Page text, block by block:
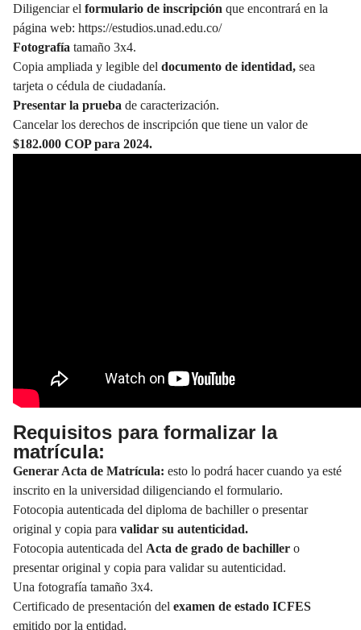
Diligenciar el formulario de inscripción que encontrará en la
página web: https://estudios.unad.edu.co/
Fotografía tamaño 3x4.
Copia ampliada y legible del documento de identidad, sea
tarjeta o cédula de ciudadanía.
Presentar la prueba de caracterización.
Cancelar los derechos de inscripción que tiene un valor de
$182.000 COP para 2024.
Requisitos para formalizar la
matrícula:
Generar Acta de Matrícula: esto lo podrá hacer cuando ya esté
inscrito en la universidad diligenciando el formulario.
Fotocopia autenticada del diploma de bachiller o presentar
original y copia para validar su autenticidad.
Fotocopia autenticada del Acta de grado de bachiller o
presentar original y copia para validar su autenticidad.
Una fotografía tamaño 3x4.
Certificado de presentación del examen de estado ICFES
emitido por la entidad.